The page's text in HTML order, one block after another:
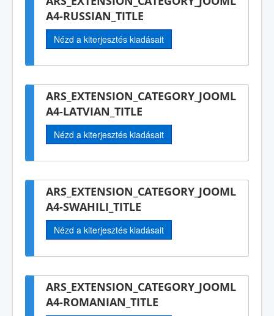
A4-RUSSIAN_TITLE
Nézd a kiterjesztés kiadásait
ARS_EXTENSION_CATEGORY_JOOML
A4-LATVIAN_TITLE
Nézd a kiterjesztés kiadásait
ARS_EXTENSION_CATEGORY_JOOML
A4-SWAHILI_TITLE
Nézd a kiterjesztés kiadásait
ARS_EXTENSION_CATEGORY_JOOML
A4-ROMANIAN_TITLE